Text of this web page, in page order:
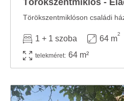
Törökszentmiklós -
1 + 1 szoba 64 m
2
telekméret: 64 m²